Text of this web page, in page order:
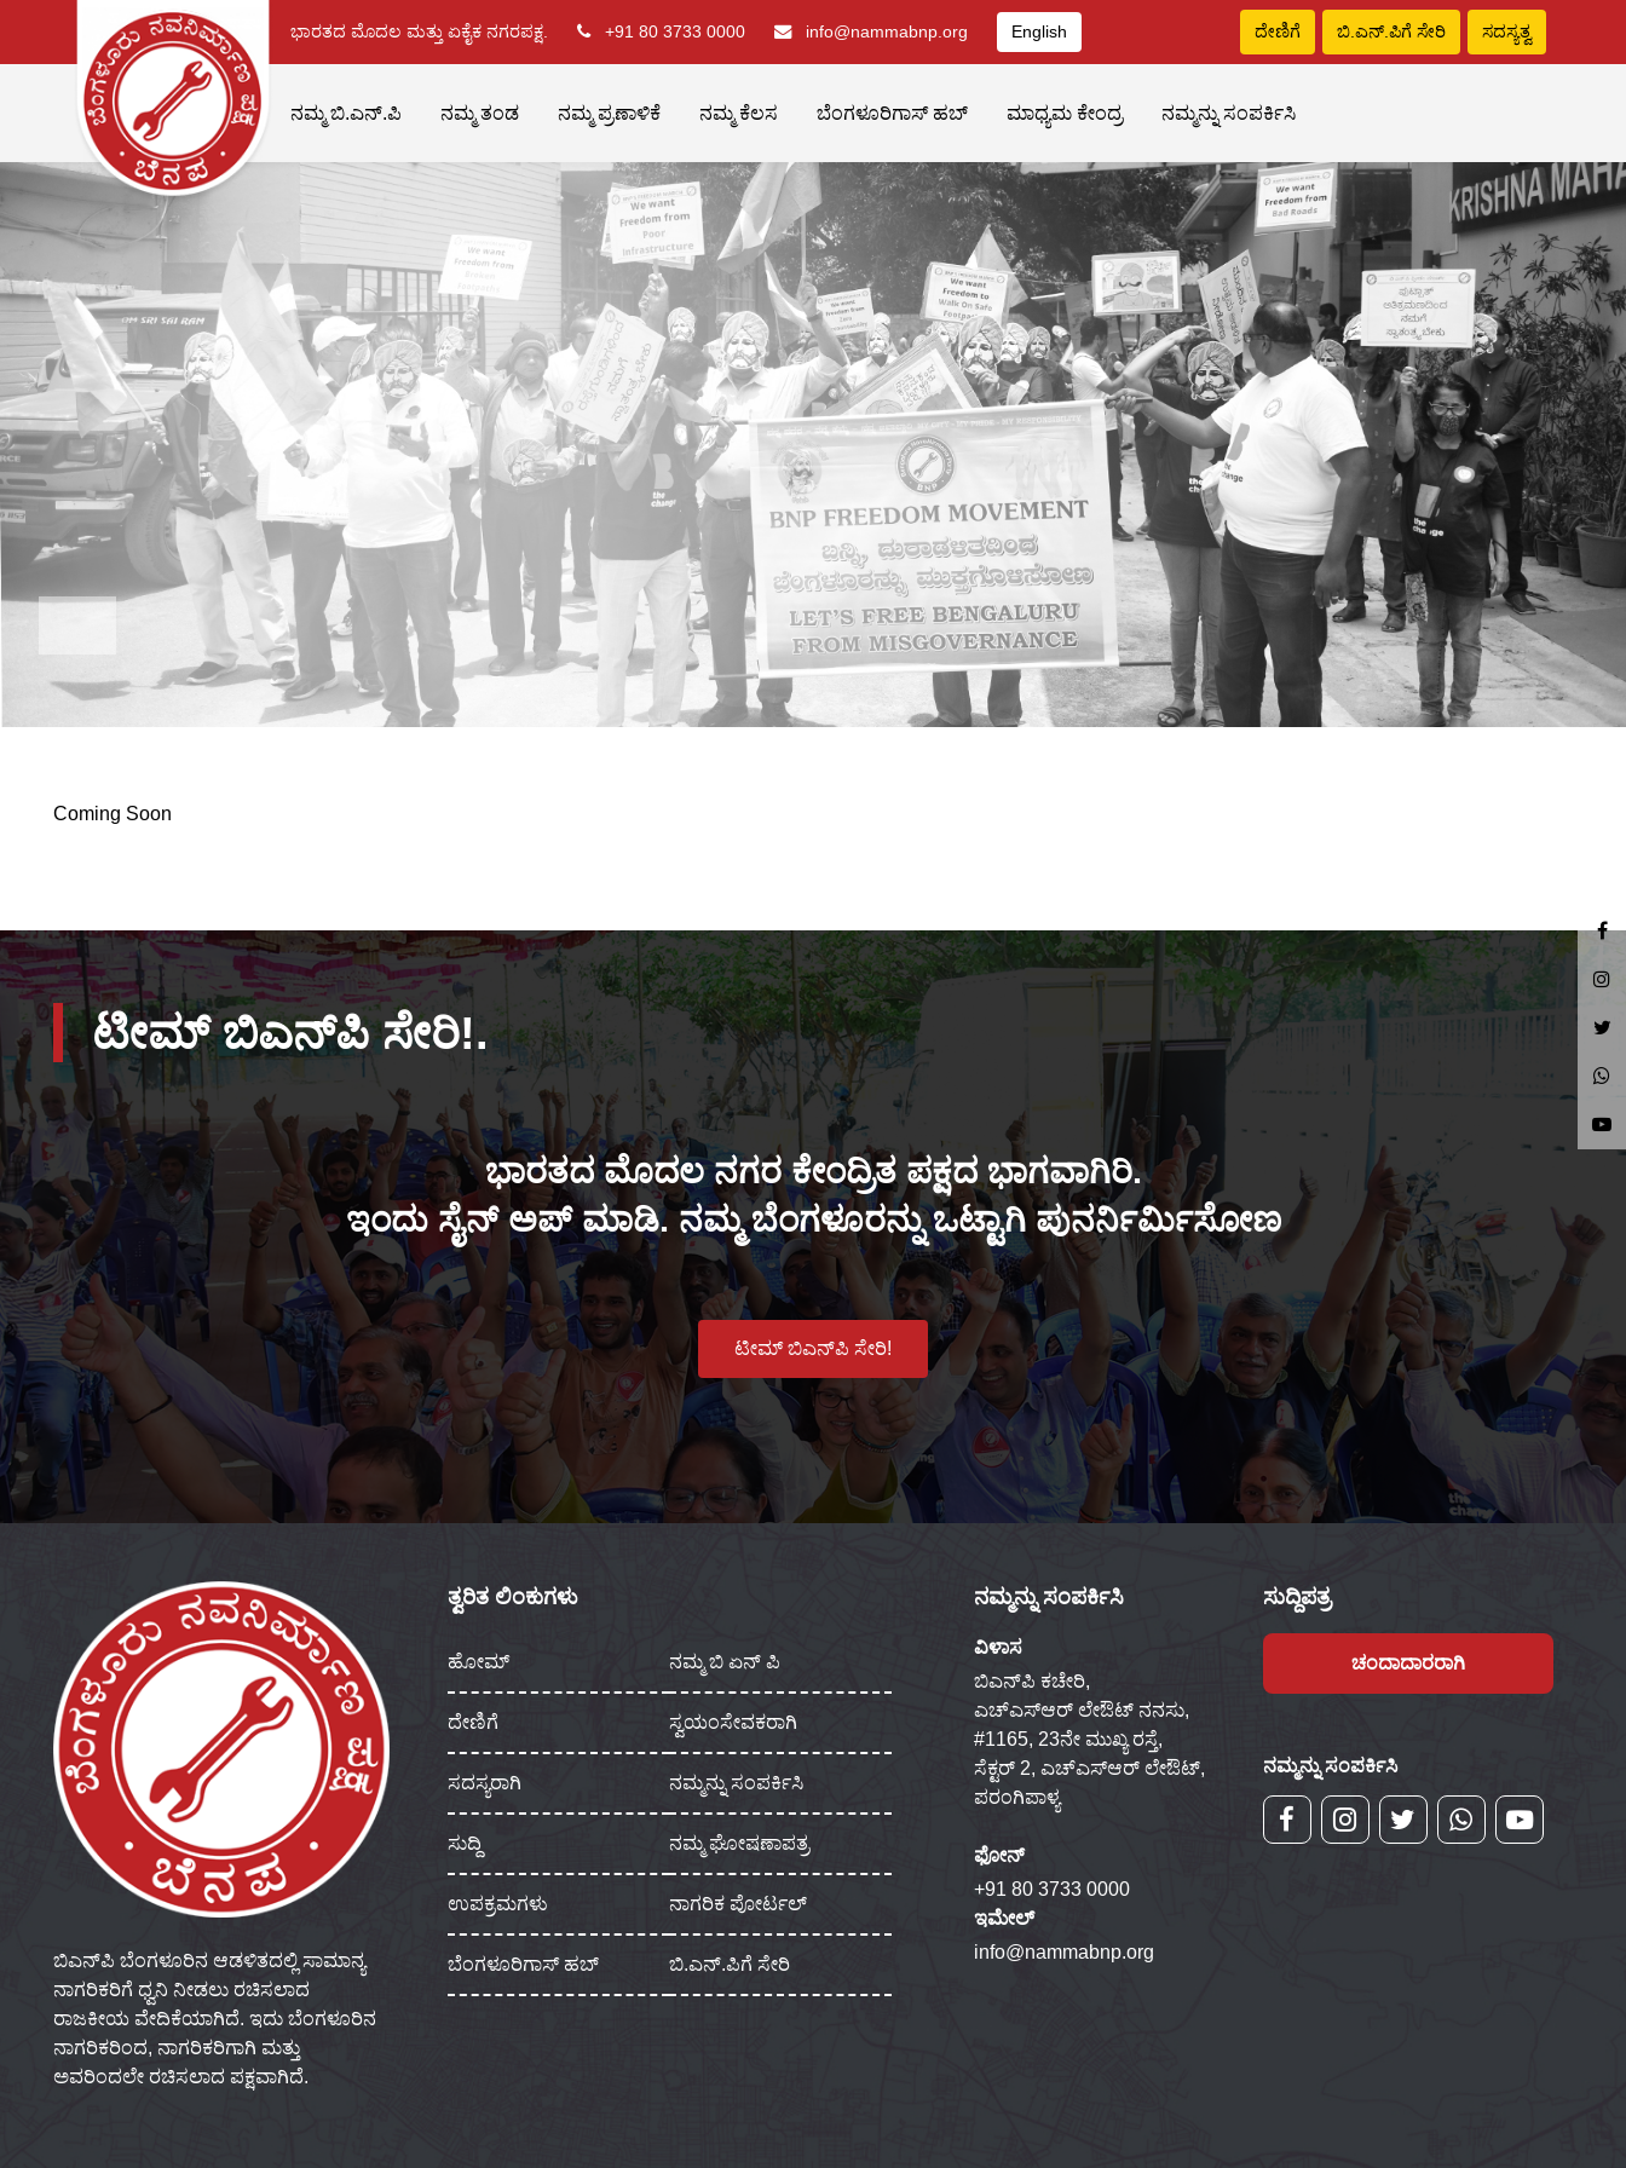
ಭಾರತದ ಮೊದಲ ಮತ್ತು ಏಕೈಕ ನಗರಪಕ್ಷ. +91 80 3733 0000 info@nammabnp.org English ದೇಣಿಗೆ ಬಿ.ಎನ್‌.ಪಿಗೆ ಸೇರಿ ಸದಸ್ಯತ್ವ
ನಮ್ಮ ಬಿ.ಎನ್.ಪಿ ನಮ್ಮ ತಂಡ ನಮ್ಮ ಪ್ರಣಾಳಿಕೆ ನಮ್ಮ ಕೆಲಸ ಬೆಂಗಳೂರಿಗಾಸ್ ಹಬ್ ಮಾಧ್ಯಮ ಕೇಂದ್ರ ನಮ್ಮನ್ನು ಸಂಪರ್ಕಿಸಿ
Coming Soon
ಟೀಮ್ ಬಿಎನ್‌ಪಿ ಸೇರಿ!.
ಭಾರತದ ಮೊದಲ ನಗರ ಕೇಂದ್ರಿತ ಪಕ್ಷದ ಭಾಗವಾಗಿರಿ.
ಇಂದು ಸೈನ್ ಅಪ್ ಮಾಡಿ. ನಮ್ಮ ಬೆಂಗಳೂರನ್ನು ಒಟ್ಟಾಗಿ ಪುನರ್ನಿರ್ಮಿಸೋಣ
ಟೀಮ್ ಬಿಎನ್‌ಪಿ ಸೇರಿ!
ಬಿಎನ್‌ಪಿ ಬೆಂಗಳೂರಿನ ಆಡಳಿತದಲ್ಲಿ ಸಾಮಾನ್ಯ
ನಾಗರಿಕರಿಗೆ ಧ್ವನಿ ನೀಡಲು ರಚಿಸಲಾದ
ರಾಜಕೀಯ ವೇದಿಕೆಯಾಗಿದೆ. ಇದು ಬೆಂಗಳೂರಿನ
ನಾಗರಿಕರಿಂದ, ನಾಗರಿಕರಿಗಾಗಿ ಮತ್ತು
ಅವರಿಂದಲೇ ರಚಿಸಲಾದ ಪಕ್ಷವಾಗಿದೆ.
ತ್ವರಿತ ಲಿಂಕುಗಳು
ಹೋಮ್ ನಮ್ಮ ಬಿ ಏನ್ ಪಿ
ದೇಣಿಗೆ ಸ್ವಯಂಸೇವಕರಾಗಿ
ಸದಸ್ಯರಾಗಿ ನಮ್ಮನ್ನು ಸಂಪರ್ಕಿಸಿ
ಸುದ್ದಿ ನಮ್ಮ ಘೋಷಣಾಪತ್ರ
ಉಪಕ್ರಮಗಳು ನಾಗರಿಕ ಪೋರ್ಟಲ್
ಬೆಂಗಳೂರಿಗಾಸ್ ಹಬ್ ಬಿ.ಎನ್.ಪಿಗೆ ಸೇರಿ
ನಮ್ಮನ್ನು ಸಂಪರ್ಕಿಸಿ
ವಿಳಾಸ
ಬಿಎನ್‌ಪಿ ಕಚೇರಿ,
ಎಚ್‌ಎಸ್‌ಆರ್ ಲೇಔಟ್ ನನಸು,
#1165, 23ನೇ ಮುಖ್ಯ ರಸ್ತೆ,
ಸೆಕ್ಟರ್ 2, ಎಚ್‌ಎಸ್‌ಆರ್ ಲೇಔಟ್,
ಪರಂಗಿಪಾಳ್ಯ
ಫೋನ್
+91 80 3733 0000
ಇಮೇಲ್
info@nammabnp.org
ಸುದ್ದಿಪತ್ರ
ಚಂದಾದಾರರಾಗಿ
ನಮ್ಮನ್ನು ಸಂಪರ್ಕಿಸಿ